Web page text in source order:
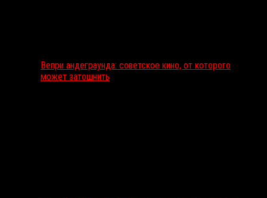
Вепри андеграунда: советское кино, от которого
может затошнить